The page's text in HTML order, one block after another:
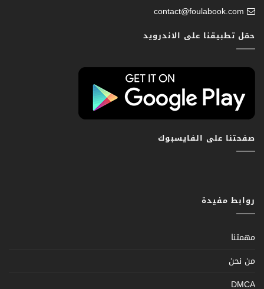
contact@foulabook.com
حمّل تطبيقنا على الاندرويد
صفحتنا على الفايسبوك
روابط مفيدة
مهمتنا
من نحن
DMCA